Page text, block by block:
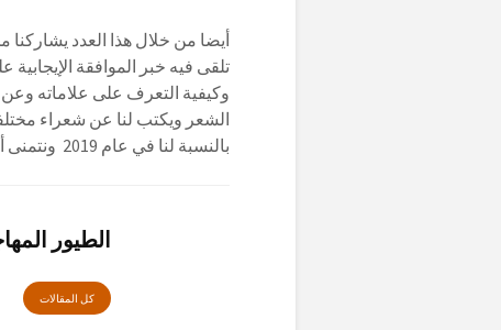
أيضا من خلال هذا العدد
تلقى فيه خبر الموافقة
وكيفية التعرف على علاماته
الشعر ويكتب لنا عن شعراء
بالنسبة لنا في عام 2019 ونتمنى أن نعيش في عالم افضل عام 2020 .
الطيور
كل المقالات